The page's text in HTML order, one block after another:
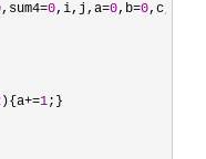
,sum4=0,i,j,a=0,b=0
){a+=1